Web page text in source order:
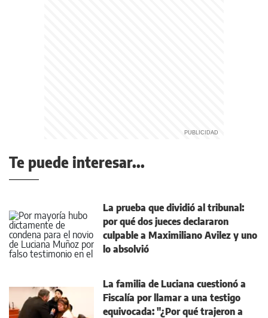
Te puede interesar...
La prueba que dividió al tribunal:
por qué dos jueces declararon
culpable a Maximiliano Avilez y uno
lo absolvió
La familia de Luciana cuestionó a
Fiscalía por llamar a una testigo
equivocada: "¿Por qué trajeron a